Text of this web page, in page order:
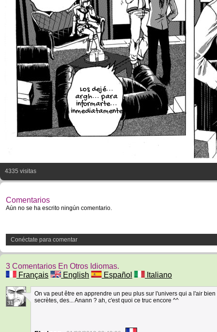
Los dejé...
argh... para
informarte...
inmediatamente
4335 visitas
Comentarios
Aún no se ha escrito ningún comentario.
Conéctate para comentar
3 Comentarios En Otros Idiomas.
Français
English Español Italiano
31
On va peut être en apprendre un peu plus sur l'univers qui a l'air
secrètes, des... Anann ? ah, c'est quoi ce truc encore ^^